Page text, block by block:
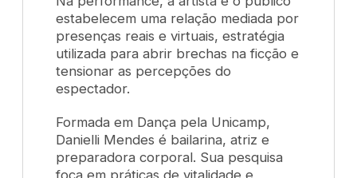
estabelecem uma relação mediada por
presenças reais e virtuais, estratégia
utilizada para abrir brechas na ficção e
tensionar as percepções do
espectador.
Formada em Dança pela Unicamp,
Danielli Mendes é bailarina, atriz e
preparadora corporal. Sua pesquisa